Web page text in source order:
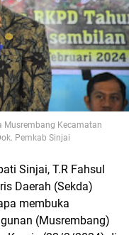
Musrembang Kecamatan
Pemkab Sinjai
Sinjai, T.R Fahsul
Daerah (Sekda)
membuka
(Musrembang)